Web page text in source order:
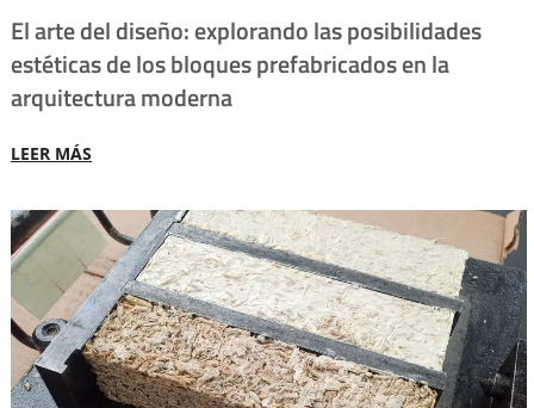
El arte del diseño: explorando las posibilidades
estéticas de los bloques prefabricados en la
arquitectura moderna
LEER MÁS